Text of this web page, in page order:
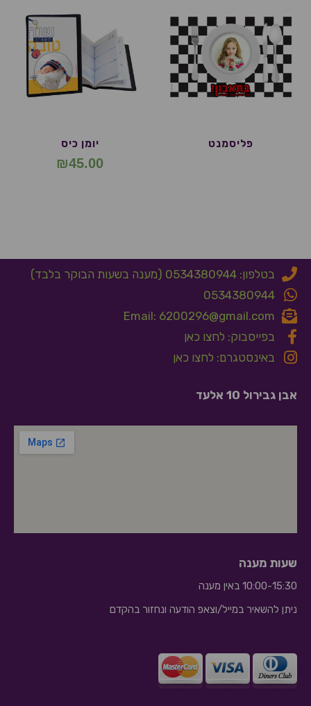
פליסמנט יומן כיס
₪45.00
בטלפון: 0534380944 (מענה בשעות הבוקר בלבד)
0534380944
Email: 6200296@gmail.com
בפייסבוק: לחצו כאן
באינסטגרם: לחצו כאן
אבן גבירול 10 אלעד
שעות מענה
10:00-15:30 באין מענה
ניתן להשאיר במייל/וצאפ הודעה ונחזור בהקדם